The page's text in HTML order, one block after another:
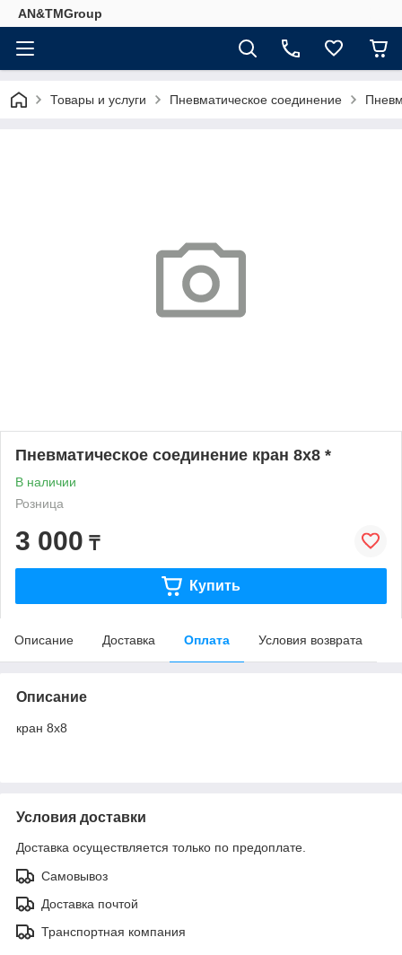
AN&TMGroup
Товары и услуги Пневматическое соединение
Пневматическое соединение кран 8х8 *
В наличии
Розница
3 000 ₸
Купить
Описание Доставка Оплата Условия возврата
Описание
кран 8х8
Условия доставки
Доставка осуществляется только по предоплате.
Самовывоз
Доставка почтой
Транспортная компания